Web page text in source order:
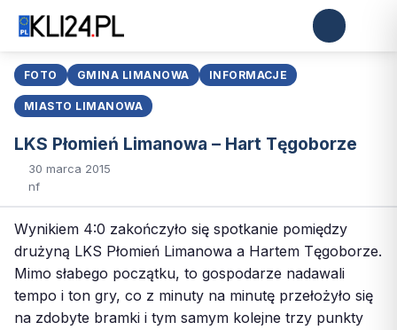
FOTO GMINA LIMANOWA INFORMACJE
MIASTO LIMANOWA
LKS Płomień Limanowa – Hart Tęgoborze
30 marca 2015
nf
Wynikiem 4:0 zakończyło się spotkanie pomiędzy
drużyną LKS Płomień Limanowa a Hartem Tęgoborze.
Mimo słabego początku, to gospodarze nadawali
tempo i ton gry, co z minuty na minutę przełożyło się
na zdobyte bramki i tym samym kolejne trzy punkty